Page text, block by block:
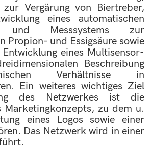
Vergärung von Biertreber,
eines automatischen
und Messsystems zur
Propion- und Essigsäure sowie
eines Multisensor-
Beschreibung
Verhältnisse in
Ein weiteres wichtiges Ziel
des Netzwerkes ist die
Marketingkonzepts, zu dem u.
eines Logos sowie einer
Das Netzwerk wird in einer